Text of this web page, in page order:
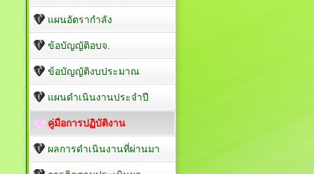
แผนอัตรากำลัง
ข้อบัญญัติอบจ.
ข้อบัญญัติงบประมาณ
แผนดำเนินงานประจำปี
คู่มือการปฏิบัติงาน
ผลการดำเนินงานที่ผ่านมา